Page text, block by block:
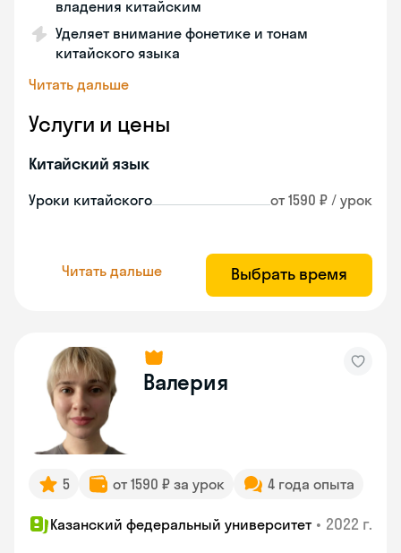
владения китайским
Уделяет внимание фонетике и тонам
китайского языка
Читать дальше
Услуги и цены
Китайский язык
Уроки китайского от 1590 ₽ / урок
Читать дальше Выбрать время
Валерия
5 от 1590 ₽ за урок 4 года опыта
Казанский федеральный университет • 2022 г.